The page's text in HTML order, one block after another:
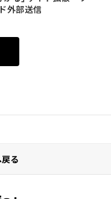
外部送信
る